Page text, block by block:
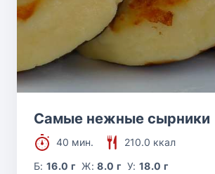
Самые нежные сырники
40 мин.
210.0 ккал
Б:16.0 г Ж:8.0 г У:18.0 г